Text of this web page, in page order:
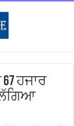
ਹਜਾਰ